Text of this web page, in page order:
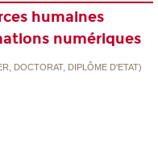
humaines
numériques
DOCTORAT, DIPLÔME D'ETAT)